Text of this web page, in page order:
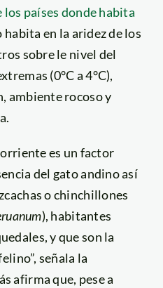
los países donde habita
habita en la aridez de los
sobre le nivel del
(0°C a 4°C),
ambiente rocoso y
es un factor
del gato andino así
o chinchillones
), habitantes
y que son la
señala la
afirma que, pese a